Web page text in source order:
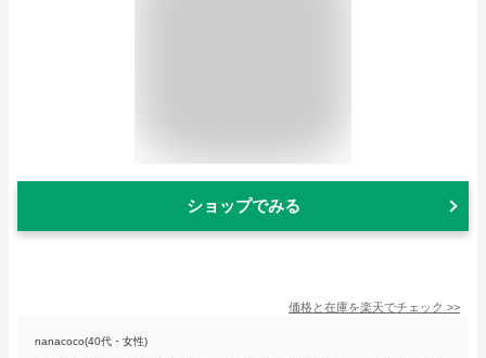
ショップでみる
価格と在庫を楽天でチェック >>
nanacoco(40代・女性)